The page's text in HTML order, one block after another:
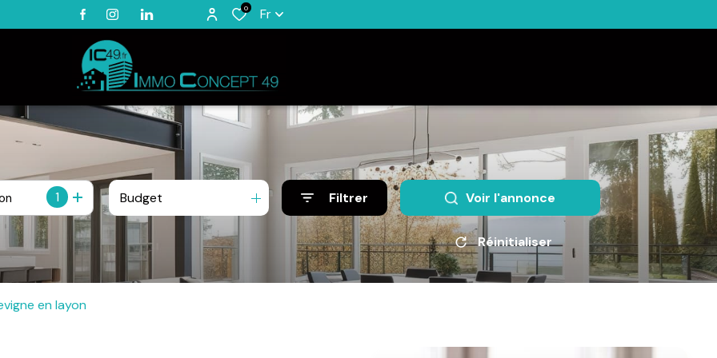
0 Fr
1 Budget Filtrer Voir l'annonce
Réinitialiser
en layon